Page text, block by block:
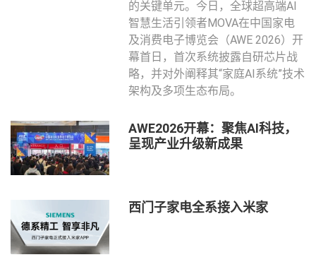
的关键单元。今日，全球超高端AI
智慧生活引领者MOVA在中国家电
及消费电子博览会（AWE 2026）开
幕首日，首次系统披露自研芯片战
略，并对外阐释其“家庭AI系统”技术
架构及多项生态布局。
AWE2026开幕：聚焦AI科技，
呈现产业升级新成果
西门子家电全系接入米家